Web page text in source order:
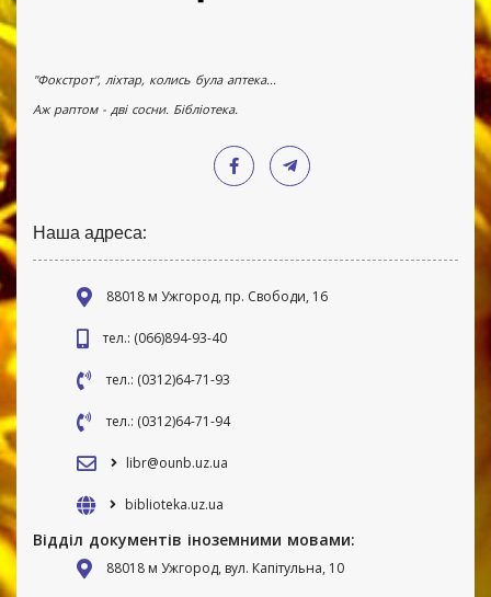
"Фокстрот", ліхтар, колись була аптека...
Аж раптом - дві сосни. Бібліотека.
Наша адреса:
88018 м Ужгород, пр. Свободи, 16
тел.: (066)894-93-40
тел.: (0312)64-71-93
тел.: (0312)64-71-94
libr@ounb.uz.ua
biblioteka.uz.ua
Відділ документів іноземними мовами:
88018 м Ужгород, вул. Капітульна, 10